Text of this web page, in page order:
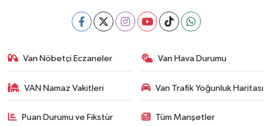
Van Nöbetçi Eczaneler Van Hava Durumu
VAN Namaz Vakitleri Van Trafik Yoğunluk Haritası
Puan Durumu ve Fikstür Tüm Manşetler